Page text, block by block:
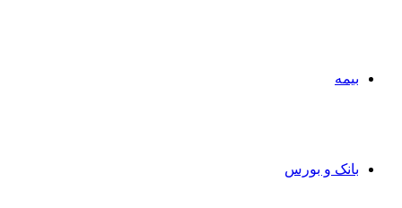
بیمه
بانک و بورس